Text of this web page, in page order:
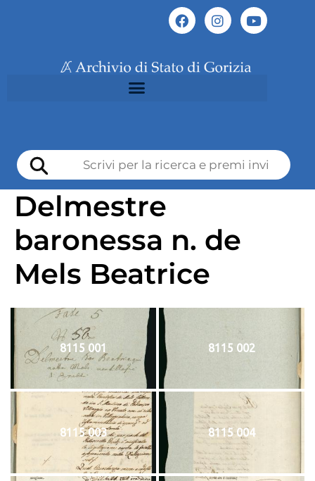
Delmestre
baronessa n. de
Mels Beatrice
8115 001 8115 002
8115 003 8115 004